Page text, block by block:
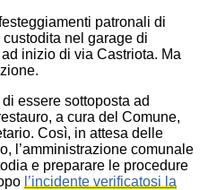
patronali di
custodita nel garage di
inizio di via Castriota. Ma
di essere sottoposta ad
a cura del Comune,
Così, in attesa delle
l’amministrazione comunale
e preparare le procedure
l’incidente verificatosi la